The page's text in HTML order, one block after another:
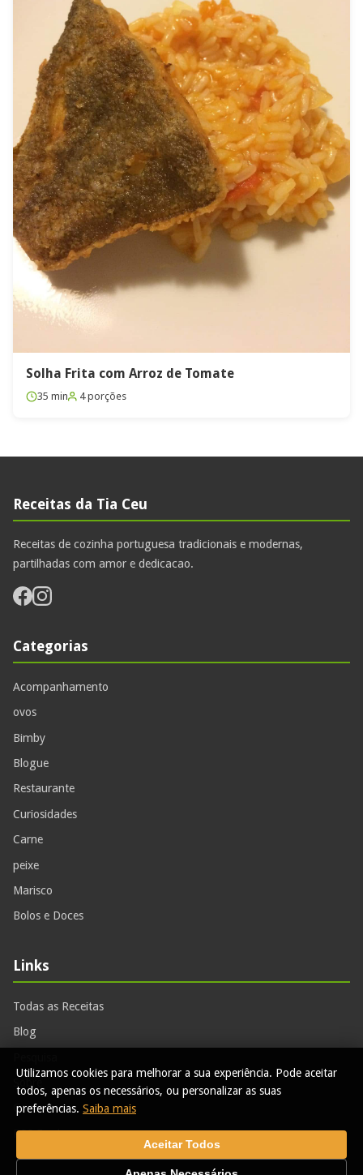
Solha Frita com Arroz de Tomate
35 min 4 porções
Receitas da Tia Ceu
Receitas de cozinha portuguesa tradicionais e modernas,
partilhadas com amor e dedicacao.
Categorias
Acompanhamento
ovos
Bimby
Blogue
Restaurante
Curiosidades
Carne
peixe
Marisco
Bolos e Doces
Links
Todas as Receitas
Blog
Contactos
RSS Feed
Utilizamos cookies para melhorar a sua experiência. Pode aceitar
todos, apenas os necessários, ou personalizar as suas
preferências. Saiba mais
Aceitar Todos